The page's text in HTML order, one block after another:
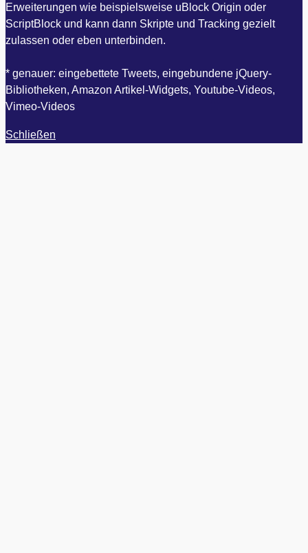
Erweiterungen wie beispielsweise uBlock Origin oder
ScriptBlock und kann dann Skripte und Tracking gezielt
zulassen oder eben unterbinden.
* genauer: eingebettete Tweets, eingebundene jQuery-
Bibliotheken, Amazon Artikel-Widgets, Youtube-Videos,
Vimeo-Videos
Schließen